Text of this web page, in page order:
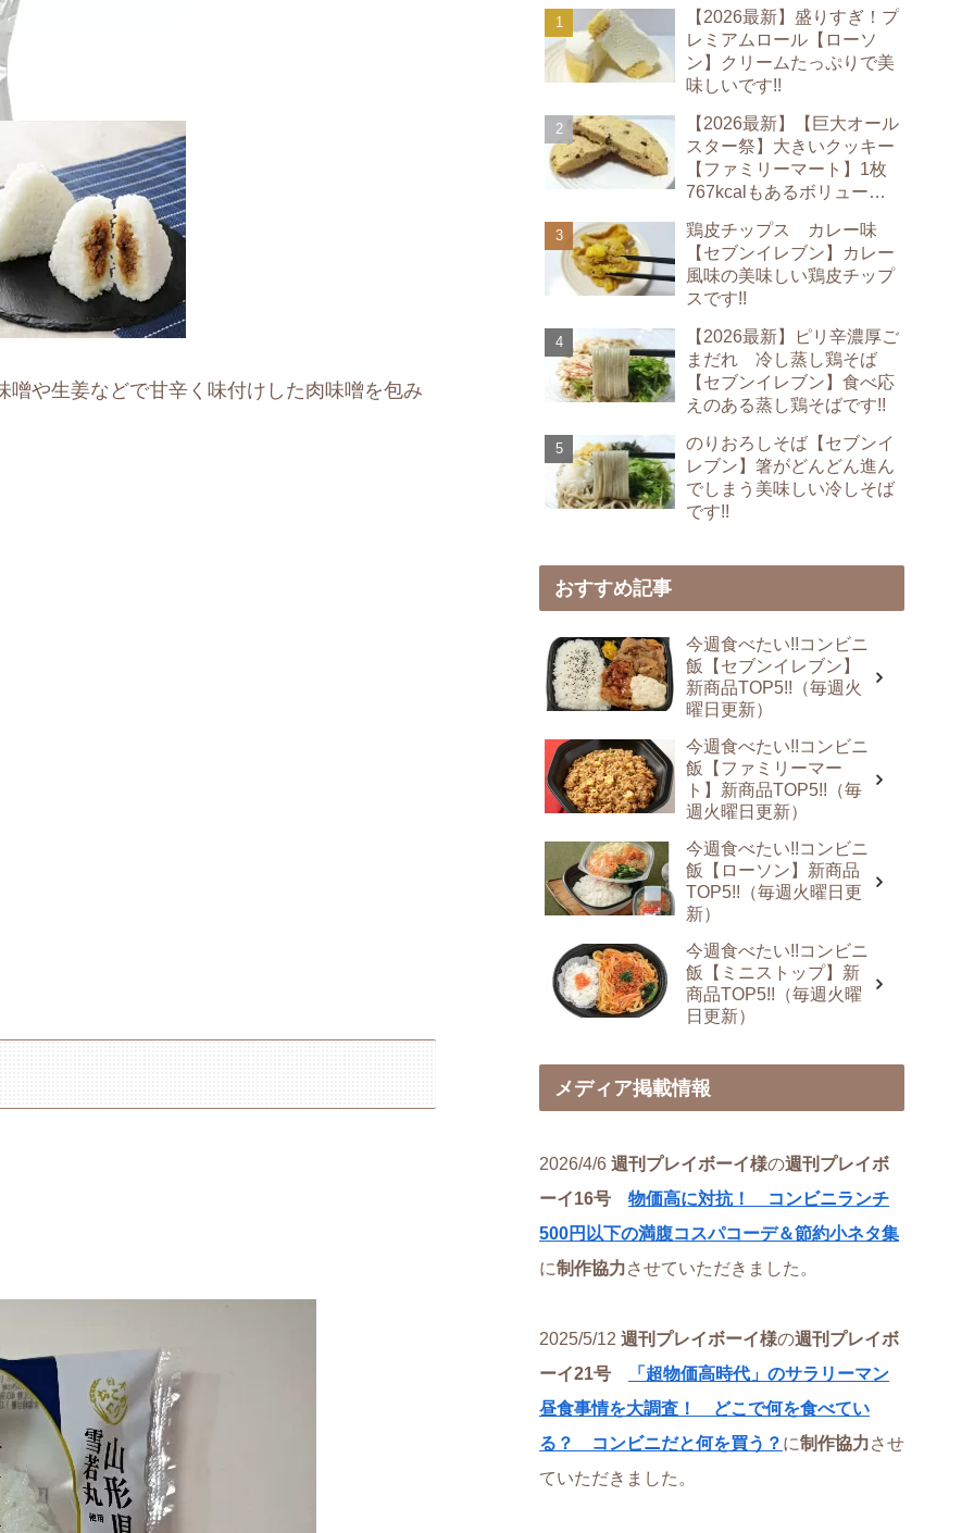
や生姜などで甘辛く味付けした肉味噌を包み
【2026最新】盛りすぎ！プ
レミアムロール【ローソ
ン】クリームたっぷりで美
味しいです!!
【2026最新】【巨大オール
スター祭】大きいクッキー
【ファミリーマート】1枚
767kcalもあるボリューム
鶏皮チップス カレー味
【セブンイレブン】カレー
風味の美味しい鶏皮チップ
スです!!
【2026最新】ピリ辛濃厚ご
まだれ 冷し蒸し鶏そば
【セブンイレブン】食べ応
えのある蒸し鶏そばです!!
のりおろしそば【セブンイ
レブン】箸がどんどん進ん
でしまう美味しい冷しそば
です!!
おすすめ記事
今週食べたい!!コンビニ
飯【セブンイレブン】
新商品TOP5!!（毎週火
曜日更新）
今週食べたい!!コンビニ
飯【ファミリーマー
ト】新商品TOP5!!（毎
週火曜日更新）
今週食べたい!!コンビニ
飯【ローソン】新商品
TOP5!!（毎週火曜日更
新）
今週食べたい!!コンビニ
飯【ミニストップ】新
商品TOP5!!（毎週火曜
日更新）
メディア掲載情報
2026/4/6 週刊プレイボーイ様の週刊プレイボ
ーイ16号 物価高に対抗！ コンビニランチ
500円以下の満腹コスパコーデ＆節約小ネタ集
に制作協力させていただきました。
2025/5/12 週刊プレイボーイ様の週刊プレイボ
ーイ21号
「超物価高時代」のサラリーマン
昼食事情を大調査！ どこで何を食べてい
る？ コンビニだと何を買う？ に制作協力させ
ていただきました。